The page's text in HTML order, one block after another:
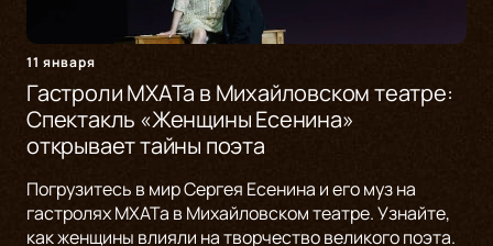
11 января
Гастроли МХАТа в Михайловском театре:
Спектакль «Женщины Есенина»
открывает тайны поэта
Погрузитесь в мир Сергея Есенина и его муз на
гастролях МХАТа в Михайловском театре. Узнайте,
как женщины влияли на творчество великого поэта.